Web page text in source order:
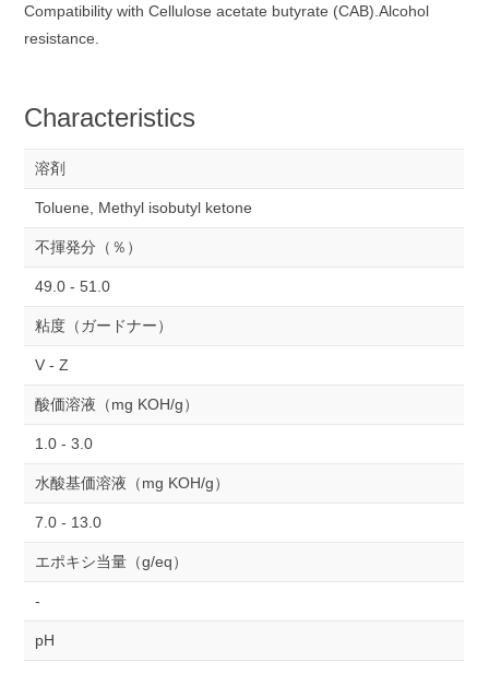
Compatibility with Cellulose acetate butyrate (CAB).Alcohol
resistance.
Characteristics
溶剤
Toluene, Methyl isobutyl ketone
不揮発分（％）
49.0 - 51.0
粘度（ガードナー）
V - Z
酸価溶液（mg KOH/g）
1.0 - 3.0
水酸基価溶液（mg KOH/g）
7.0 - 13.0
エポキシ当量（g/eq）
-
pH